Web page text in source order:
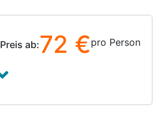
Preis ab:72 €pro Person